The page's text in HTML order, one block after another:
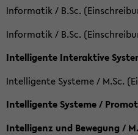
Informatik / B.Sc.
Informatik / B.Sc.
Intelligente Interaktive
Intelligente Systeme / M.Sc.
Intelligente Systeme /
Intelligenz und Bewegung /